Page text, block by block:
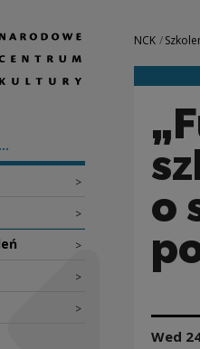
na
Poland
>
>
>
>
>
Navigation
NCK
o
Wed